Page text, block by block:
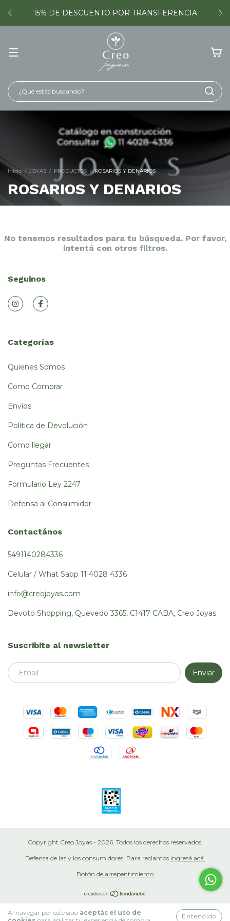
15% DE DESCUENTO POR TRANSFERENCIA
Al navegar por este sitio aceptás el uso de
Entendido
Inicio / JOYAS / PRODUCTOS / ROSARIOS Y DENARIOS
ROSARIOS Y DENARIOS
No tenemos resultados para tu búsqueda. Por favor,
intentá con otros filtros.
Seguinos
Categorías
Quienes Somos
Como Comprar
Envíos
Política de Devolución
Como llegar
Preguntas Frecuentes
Formulario Ley 2247
Defensa al Consumidor
Contactános
5491140284336
Celular / What Sapp 11 4028 4336
info@creojoyas.com
Devoto Shopping, Quevedo 3365, C1417 CABA, Creo Joyas
Suscribite al newsletter
Copyright Creo Joyas - 2026. Todos los derechos reservados.
Defensa de las y los consumidores. Para reclamos ingresá acá.
Botón de arrepentimiento